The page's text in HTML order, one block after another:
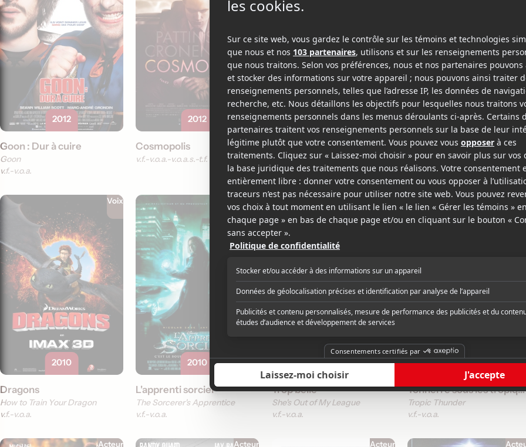
2012
Goon : Dur à cuire
Goon
v.f. v.o.a.
2012
Cosmopolis
v.f. v.o.a. v.o.a.s.-t.f.
2011
Notre Dame de Grâce
Good Neighbours
v.f. v.o.a.
2010
Le Trotski
The Trotsky
v.f. v.o.a.
Voix
2010
Dragons
How to Train Your Dragon
v.f. v.o.a.
2010
L'apprenti sorcier
The Sorcerer's Apprentice
v.f. v.o.a.
2010
Trop belle
She's Out of My League
v.f. v.o.a.
2008
Tonnerre sous les tropiques
Tropic Thunder
v.f. v.o.a.
Acteur Acteur Acteur